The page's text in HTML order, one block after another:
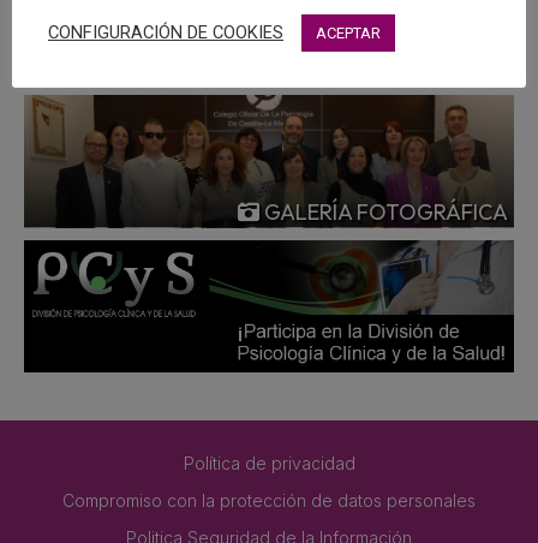
GALERÍA FOTOGRÁFICA
Política de privacidad
Compromiso con la protección de datos personales
Politica Seguridad de la Información
CONFIGURACIÓN DE COOKIES ACEPTAR